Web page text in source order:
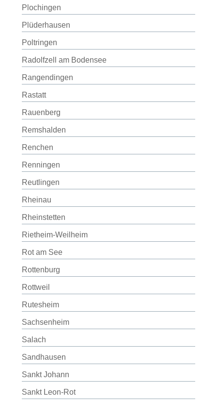
Plochingen
Plüderhausen
Poltringen
Radolfzell am Bodensee
Rangendingen
Rastatt
Rauenberg
Remshalden
Renchen
Renningen
Reutlingen
Rheinau
Rheinstetten
Rietheim-Weilheim
Rot am See
Rottenburg
Rottweil
Rutesheim
Sachsenheim
Salach
Sandhausen
Sankt Johann
Sankt Leon-Rot